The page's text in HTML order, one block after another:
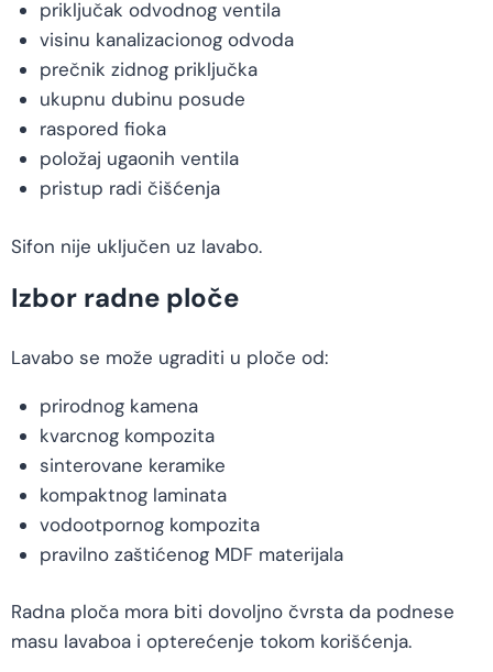
priključak odvodnog ventila
visinu kanalizacionog odvoda
prečnik zidnog priključka
ukupnu dubinu posude
raspored fioka
položaj ugaonih ventila
pristup radi čišćenja
Sifon nije uključen uz lavabo.
Izbor radne ploče
Lavabo se može ugraditi u ploče od:
prirodnog kamena
kvarcnog kompozita
sinterovane keramike
kompaktnog laminata
vodootpornog kompozita
pravilno zaštićenog MDF materijala
Radna ploča mora biti dovoljno čvrsta da podnese
masu lavaboa i opterećenje tokom korišćenja.